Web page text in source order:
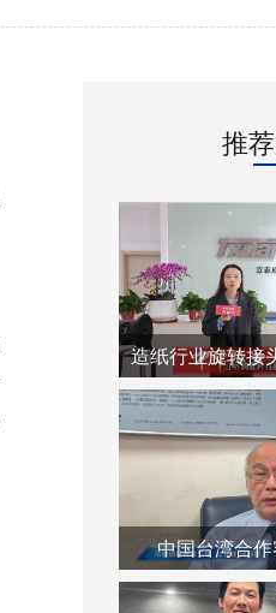
行业动态
推
中国台湾合